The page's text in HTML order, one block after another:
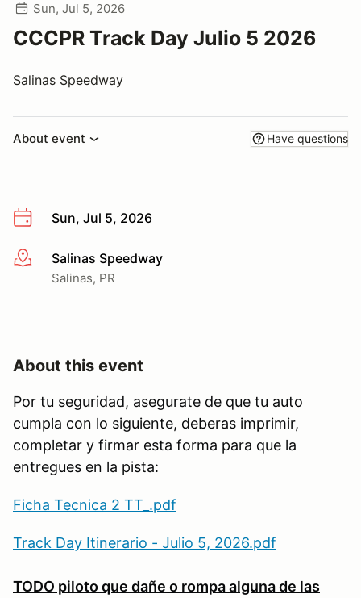
Sun, Jul 5, 2026
CCCPR Track Day Julio 5 2026
Salinas Speedway
About event Have questions
Sun, Jul 5, 2026
More infoSalinas Speedway
Salinas, PR
About this event
Por tu seguridad, asegurate de que tu auto
cumpla con lo siguiente, deberas imprimir,
completar y firmar esta forma para que la
entregues en la pista:
Ficha Tecnica 2 TT_.pdf
Track Day Itinerario - Julio 5, 2026.pdf
TODO piloto que dañe o rompa alguna de las